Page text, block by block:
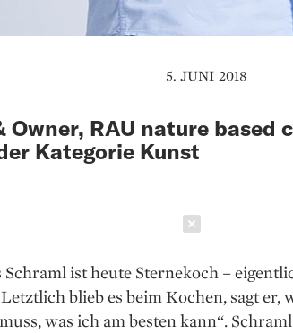
5. JUNI 2018
Owner, RAU nature based
Kategorie Kunst
Schraml ist heute Sternekoch –
blieb es beim Kochen, sagt er,
was ich am besten kann“.